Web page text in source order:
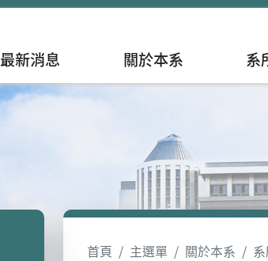
最新消息 關於本系 系
首頁 主選單 關於本系